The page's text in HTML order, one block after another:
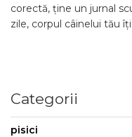
corectă, ține un jurnal
zile, corpul câinelui tău
Categorii
pisici